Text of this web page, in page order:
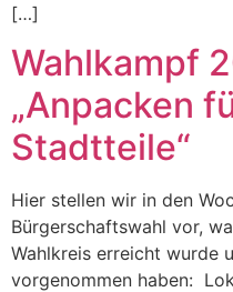
[…]
Wahlkampf
„Anpacken
Stadtteile“
Hier stellen wir in den
Bürgerschaftswahl vor,
Wahlkreis erreicht wurde
vorgenommen haben: